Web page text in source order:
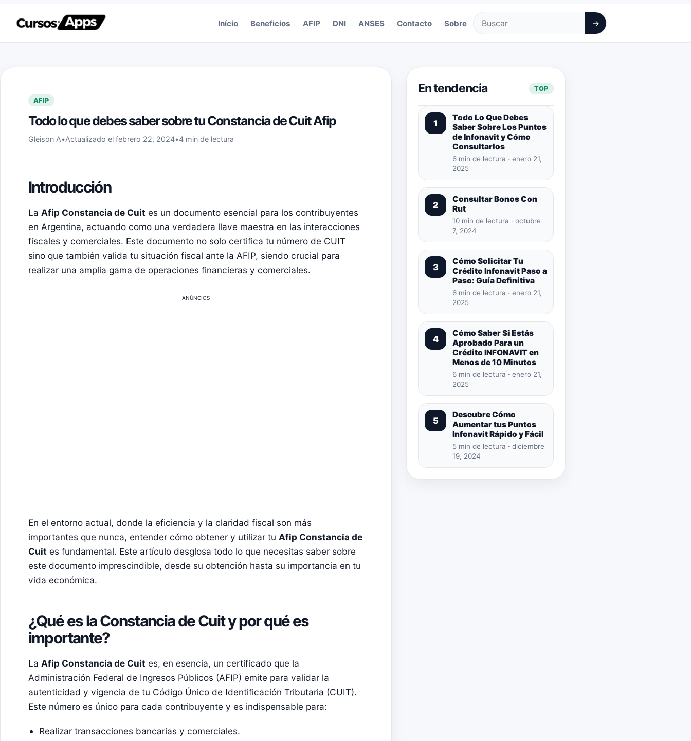
Início Beneficios AFIP DNI ANSES Contacto Sobre
Buscar
→
AFIP
Todo lo que debes saber sobre tu Constancia de Cuit Afip
Gleison A•Actualizado el febrero 22, 2024•4 min de lectura
Introducción
La Afip Constancia de Cuit es un documento esencial para los contribuyentes
en Argentina, actuando como una verdadera llave maestra en las interacciones
fiscales y comerciales. Este documento no solo certifica tu número de CUIT
sino que también valida tu situación fiscal ante la AFIP, siendo crucial para
realizar una amplia gama de operaciones financieras y comerciales.
ANÚNCIOS
En el entorno actual, donde la eficiencia y la claridad fiscal son más
importantes que nunca, entender cómo obtener y utilizar tu Afip Constancia de
Cuit es fundamental. Este artículo desglosa todo lo que necesitas saber sobre
este documento imprescindible, desde su obtención hasta su importancia en tu
vida económica.
¿Qué es la Constancia de Cuit y por qué es
importante?
La Afip Constancia de Cuit es, en esencia, un certificado que la
Administración Federal de Ingresos Públicos (AFIP) emite para validar la
autenticidad y vigencia de tu Código Único de Identificación Tributaria (CUIT).
Este número es único para cada contribuyente y es indispensable para:
Realizar transacciones bancarias y comerciales.
En tendencia TOP
1
Todo Lo Que Debes
Saber Sobre Los Puntos
de Infonavit y Cómo
Consultarlos
6 min de lectura · enero 21,
2025
2
Consultar Bonos Con
Rut
10 min de lectura · octubre
7, 2024
3
Cómo Solicitar Tu
Crédito Infonavit Paso a
Paso: Guía Definitiva
6 min de lectura · enero 21,
2025
4
Cómo Saber Si Estás
Aprobado Para un
Crédito INFONAVIT en
Menos de 10 Minutos
6 min de lectura · enero 21,
2025
5
Descubre Cómo
Aumentar tus Puntos
Infonavit Rápido y Fácil
5 min de lectura · diciembre
19, 2024